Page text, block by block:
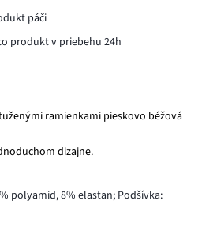
páči
produkt v priebehu 24h
ramienkami pieskovo béžová
dizajne.
polyamid, 8% elastan; Podšívka: